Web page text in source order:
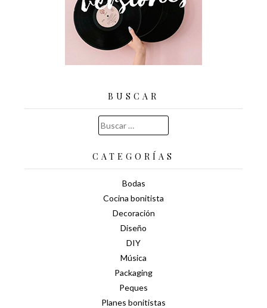
BUSCAR
Buscar:
CATEGORÍAS
Bodas
Cocina bonitista
Decoración
Diseño
DIY
Música
Packaging
Peques
Planes bonitistas